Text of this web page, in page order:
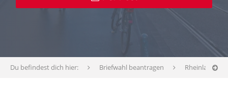
Du befindest dich hier: Briefwahl beantragen Rheinland-